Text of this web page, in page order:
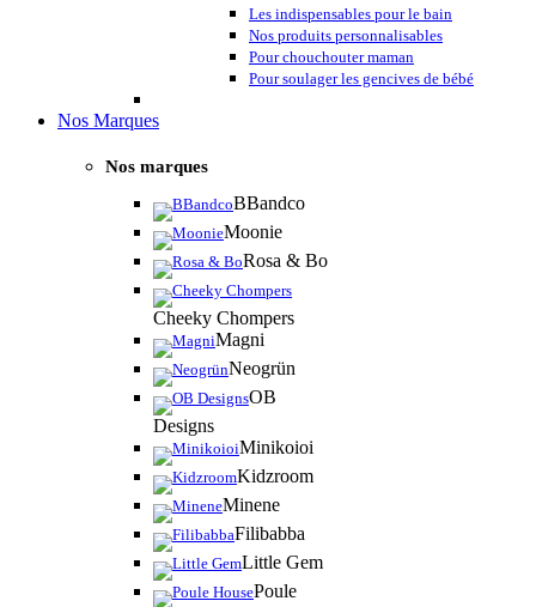
Les indispensables pour le bain
Nos produits personnalisables
Pour chouchouter maman
Pour soulager les gencives de bébé
Nos Marques
Nos marques
BBandco
Moonie
Rosa & Bo
Cheeky Chompers
Magni
Neogrün
OB
Designs
Minikoioi
Kidzroom
Minene
Filibabba
Little Gem
Poule